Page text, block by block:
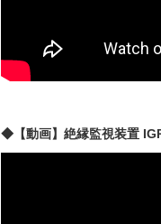
◆【動画】絶縁監視装置